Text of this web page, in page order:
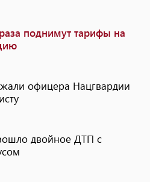
поднимут тарифы на
офицера Нацгвардии
двойное ДТП с